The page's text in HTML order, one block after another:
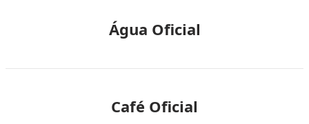
Água Oficial
Café Oficial